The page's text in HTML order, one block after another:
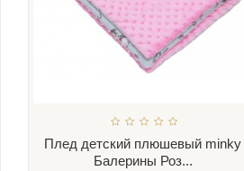
Плед детский плюшевый minky
Балерины Роз...